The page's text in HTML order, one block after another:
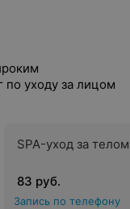
по уходу за лицом
SPA-уход за
83 руб.
Запись по телефону